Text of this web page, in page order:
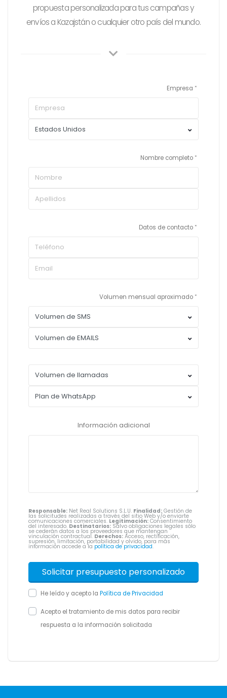
propuesta personalizada para tus campañas y
envíos a Kazajstán o cualquier otro país del mundo.
Empresa
Nombre completo
Datos de contacto
Volumen mensual aproximado
Información adicional
Responsable: Net Real Solutions S.L.U. Finalidad: Gestión de
las solicitudes realizadas a través del sitio Web y/o enviarte
comunicaciones comerciales. Legitimación: Consentimiento
del interesado. Destinatarios: Salvo obligaciones legales sólo
se cederán datos a los proveedores que mantengan
vinculación contractual. Derechos: Acceso, rectificación,
supresión, limitación, portabilidad y olvido, para más
información accede a la política de privacidad.
He leído y acepto la Política de Privacidad
Acepto el tratamiento de mis datos para recibir
respuesta a la información solicitada